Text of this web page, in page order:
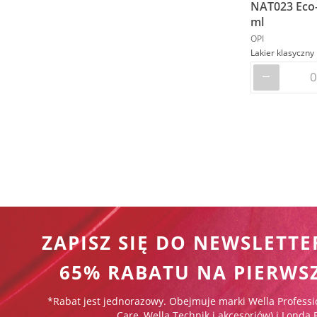
NAT023
ml
OPI
ZAPISZ SIĘ DO
65% RABATU NA
*Rabat jest jednorazowy. Obejmuje marki Wella